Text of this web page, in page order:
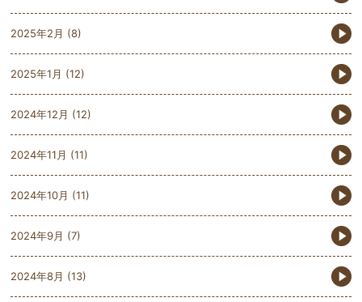
2025年2月 (8)
2025年1月 (12)
2024年12月 (12)
2024年11月 (11)
2024年10月 (11)
2024年9月 (7)
2024年8月 (13)